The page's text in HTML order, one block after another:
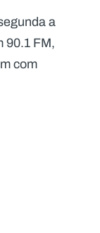
a
90.1 FM,
com